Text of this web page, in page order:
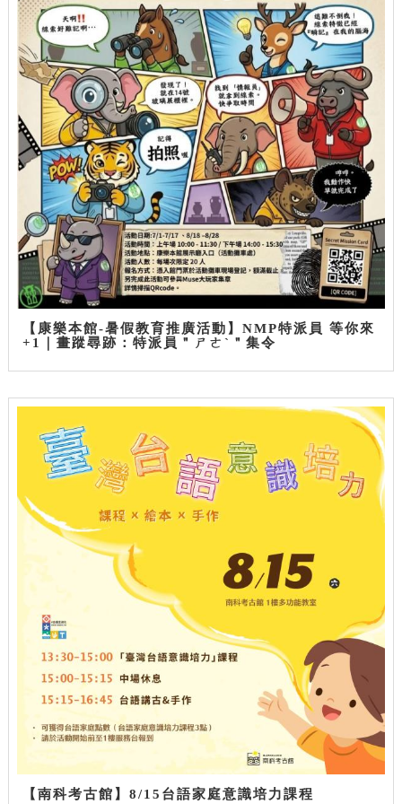
【康樂本館-暑假教育推廣活動】NMP特派員 等你來
+1｜畫蹤尋跡：特派員＂ㄕㄜˋ＂集令
【南科考古館】8/15台語家庭意識培力課程